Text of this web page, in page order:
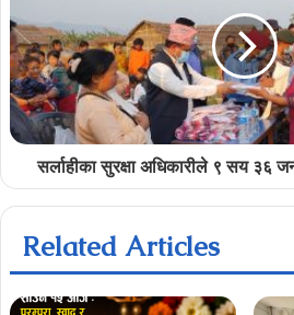
सर्लाहीका सुरक्षा अधिकारीले ९ सय ३६
Related Articles